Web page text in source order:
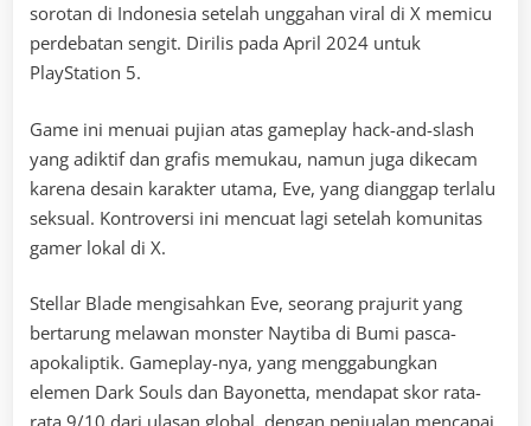
sorotan di Indonesia setelah unggahan viral di X memicu
perdebatan sengit. Dirilis pada April 2024 untuk
PlayStation 5.
Game ini menuai pujian atas gameplay hack-and-slash
yang adiktif dan grafis memukau, namun juga dikecam
karena desain karakter utama, Eve, yang dianggap terlalu
seksual. Kontroversi ini mencuat lagi setelah komunitas
gamer lokal di X.
Stellar Blade mengisahkan Eve, seorang prajurit yang
bertarung melawan monster Naytiba di Bumi pasca-
apokaliptik. Gameplay-nya, yang menggabungkan
elemen Dark Souls dan Bayonetta, mendapat skor rata-